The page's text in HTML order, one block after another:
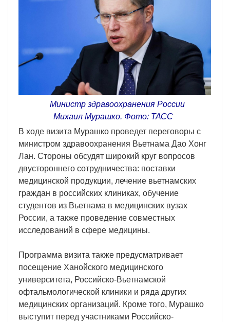
Министр здравоохранения России
Михаил Мурашко. Фото: ТАСС
В ходе визита Мурашко проведет переговоры с
министром здравоохранения Вьетнама Дао Хонг
Лан. Стороны обсудят широкий круг вопросов
двустороннего сотрудничества: поставки
медицинской продукции, лечение вьетнамских
граждан в российских клиниках, обучение
студентов из Вьетнама в медицинских вузах
России, а также проведение совместных
исследований в сфере медицины.
Программа визита также предусматривает
посещение Ханойского медицинского
университета, Российско-Вьетнамской
офтальмологической клиники и ряда других
медицинских организаций. Кроме того, Мурашко
выступит перед участниками Российско-